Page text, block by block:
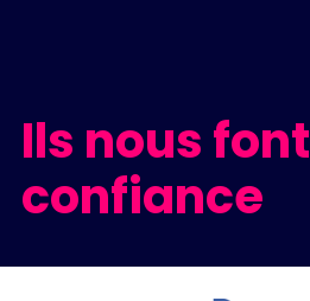
Ils nous font
confiance